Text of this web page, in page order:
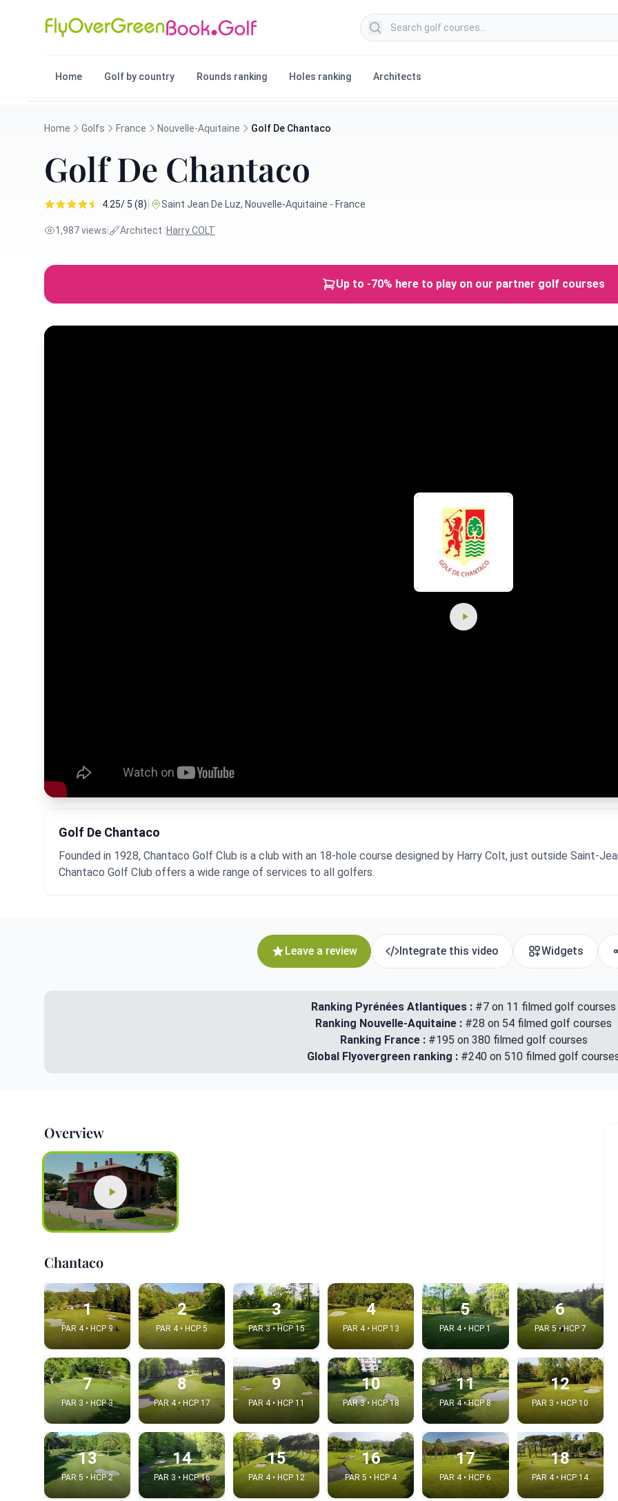
Search golf courses
Home Golf by country Rounds ranking Holes ranking Architects
Home Golfs France Nouvelle-Aquitaine Golf De Chantaco
Golf De Chantaco
4.25/ 5 (8)| Saint Jean De Luz, Nouvelle-Aquitaine - France
1,987 views Architect :Harry COLT
Up to -70% here to play on our partner golf courses
Golf De Chantaco
Founded in 1928, Chantaco Golf Club is a club with an 18-hole course designed by Harry Colt, just outside Saint-
Chantaco Golf Club offers a wide range of services to all golfers.
Leave a review Integrate this video Widgets
Ranking Pyrénées Atlantiques : #7 on 11 filmed golf courses
Ranking Nouvelle-Aquitaine : #28 on 54 filmed golf courses
Ranking France : #195 on 380 filmed golf courses
Global Flyovergreen ranking : #240 on 510 filmed golf
Overview
Chantaco
1
PAR 4 • HCP 9
2
PAR 4 • HCP 5
3
PAR 3 • HCP 15
4
PAR 4 • HCP 13
5
PAR 4 • HCP 1
6
PAR 5 • HCP 7
7
PAR 3 • HCP 3
8
PAR 4 • HCP 17
9
PAR 4 • HCP 11
10
PAR 3 • HCP 18
11
PAR 4 • HCP 8
12
PAR 3 • HCP 10
13
PAR 5 • HCP 2
14
PAR 3 • HCP 16
15
PAR 4 • HCP 12
16
PAR 5 • HCP 4
17
PAR 4 • HCP 6
18
PAR 4 • HCP 14
Integrate video
Video choice: